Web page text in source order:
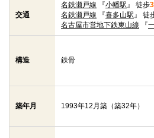
交通
名鉄瀬戸線 『小幡駅』 徒歩
名鉄瀬戸線 『喜多山駅』 徒
名古屋市営地下鉄東山線 『
構造 鉄骨
築年月 1993年12月築（築32年）